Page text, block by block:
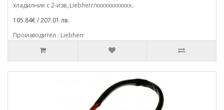
хладилник с 2-изв.,Liebherr/xxxxxxxxxxxx..
105.84€ / 207.01 лв.
Производител : Liebherr